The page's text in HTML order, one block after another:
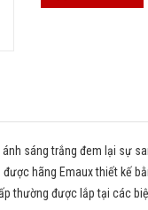
sáng trắng đem lại sự
hãng Emaux thiết kế
thường được lắp tại các